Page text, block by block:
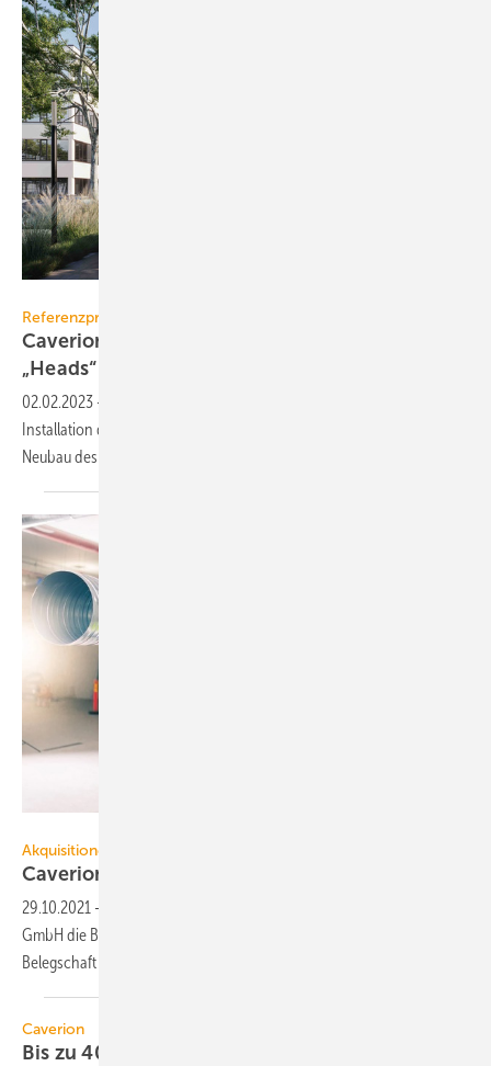
Referenzprojekt
Caverion verantwortet TGA im Immune Office
„Heads“
02.02.2023 -
Installation der Gebäudetechnik für die Revitalisierung und den
Neubau des Bürocampus Heads
Akquisitionen
Caverion kauft Bott Kälte- und
29.10.2021 -
GmbH die Bott Kälte- und Klimatechnik in Wiesbaden. Die gesamte
Belegschaft wird
Caverion
Bis zu 40,8 Mio. Euro